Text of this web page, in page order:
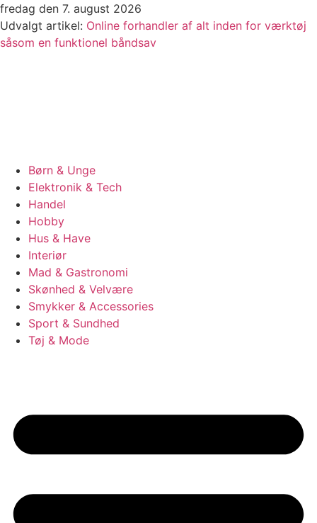
Videre
til
indhold
fredag den 7. august 2026
Udvalgt artikel: Online forhandler af alt inden for værktøj
såsom en funktionel båndsav
Børn & Unge
Elektronik & Tech
Handel
Hobby
Hus & Have
Interiør
Mad & Gastronomi
Skønhed & Velvære
Smykker & Accessories
Sport & Sundhed
Tøj & Mode